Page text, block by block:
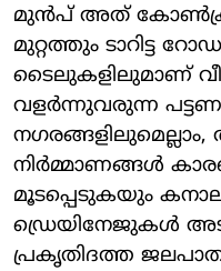
മുൻപ് അത്
മുറ്റത്തും ടാറിട്ട
ടൈലുകളിലുമാണ്
വളർന്നുവരുന്ന
നിർമ്മാണങ്ങൾ
മൂടപ്പെടുകയും
ഡ്രെയിനേജുകൾ
പ്രകൃതിദത്ത